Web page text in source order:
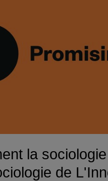
la
de